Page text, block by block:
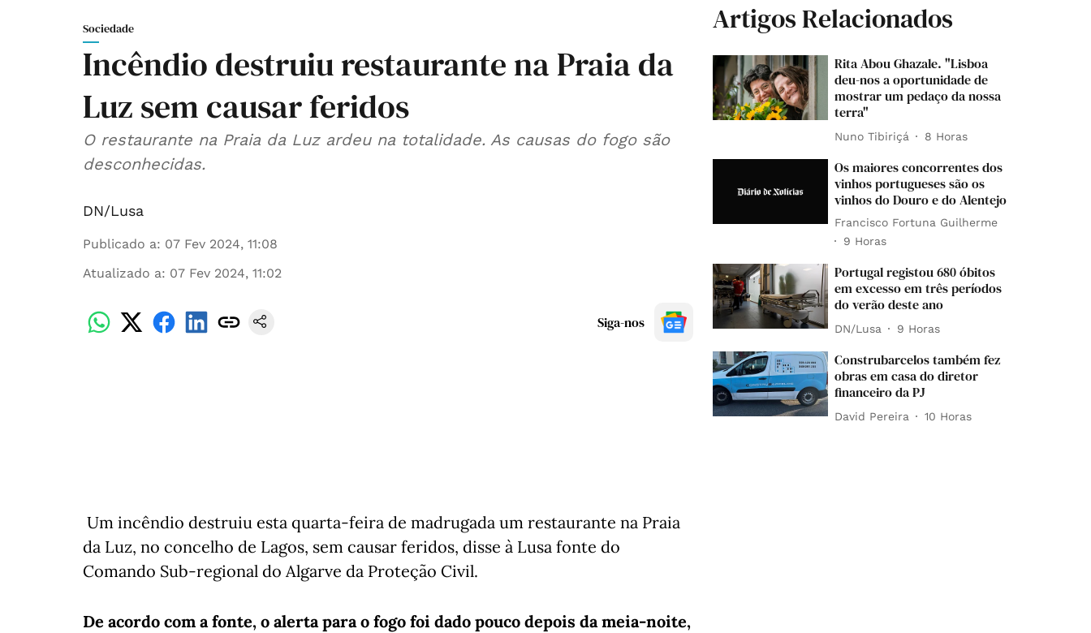
Sociedade
Incêndio destruiu restaurante na Praia da
Luz sem causar feridos
O restaurante na Praia da Luz ardeu na totalidade. As causas do fogo são
desconhecidas.
DN/Lusa
Publicado a: 07 Fev 2024, 11:08
Atualizado a: 07 Fev 2024, 11:02
Siga-nos
Um incêndio destruiu esta quarta-feira de madrugada um restaurante na Praia
da Luz, no concelho de Lagos, sem causar feridos, disse à Lusa fonte do
Comando Sub-regional do Algarve da Proteção Civil.
De acordo com a fonte, o alerta para o fogo foi dado pouco depois da meia-noite,
Artigos Relacionados
Rita Abou Ghazale. "Lisboa
deu-nos a oportunidade de
mostrar um pedaço da nossa
terra"
Nuno Tibiriçá 8 Horas
Os maiores concorrentes dos
vinhos portugueses são os
vinhos do Douro e do Alentejo
Francisco Fortuna Guilherme
9 Horas
Portugal registou 680 óbitos
em excesso em três períodos
do verão deste ano
DN/Lusa 9 Horas
Construbarcelos também fez
obras em casa do diretor
financeiro da PJ
David Pereira 10 Horas